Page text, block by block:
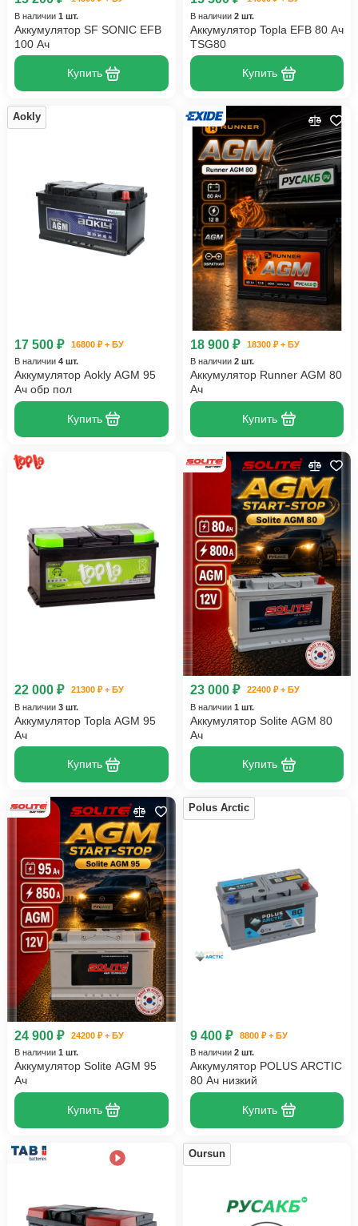
В наличии 1 шт.
Аккумулятор SF SONIC EFB
100 Ач
Купить
В наличии 2 шт.
Аккумулятор Topla EFB 80 Ач
TSG80
Купить
Aokly
17 500 ₽
16800 ₽ + БУ
В наличии 4 шт.
Аккумулятор Aokly AGM 95
Ач обр пол
Купить
18 900 ₽
18300 ₽ + БУ
В наличии 2 шт.
Аккумулятор Runner AGM 80
Ач
Купить
22 000 ₽
21300 ₽ + БУ
В наличии 3 шт.
Аккумулятор Topla AGM 95
Ач
Купить
23 000 ₽
22400 ₽ + БУ
В наличии 1 шт.
Аккумулятор Solite AGM 80
Ач
Купить
24 900 ₽
24200 ₽ + БУ
В наличии 1 шт.
Аккумулятор Solite AGM 95
Ач
Купить
Polus Arctic
9 400 ₽
8800 ₽ + БУ
В наличии 2 шт.
Аккумулятор POLUS ARCTIC
80 Ач низкий
Купить
Oursun